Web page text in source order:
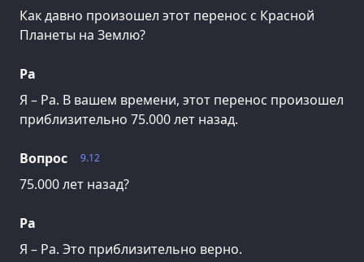
Как давно произошел этот перенос с Красной
Планеты на Землю?
Ра
Я – Ра. В вашем времени, этот перенос произошел
приблизительно 75.000 лет назад.
9.12
Вопрос
75.000 лет назад?
Ра
Я – Ра. Это приблизительно верно.